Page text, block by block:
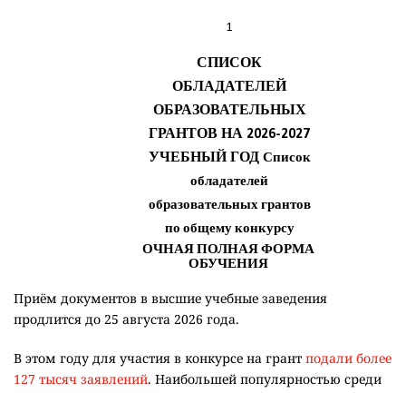
Приём документов в высшие учебные заведения
продлится до 25 августа 2026 года.
В этом году для участия в конкурсе на грант подали более
127 тысяч заявлений. Наибольшей популярностью среди